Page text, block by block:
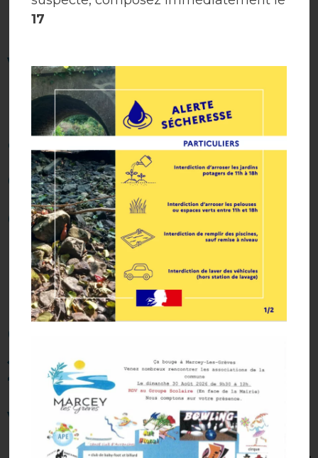
La cérémonie des
vœux 2025 n'aura
pas lieux cette
année. La salle
communale étant
en travaux. Nous
prévoyons
l'inauguration de
celle-ci le 22 mars
2025.
Voeux 2024
17